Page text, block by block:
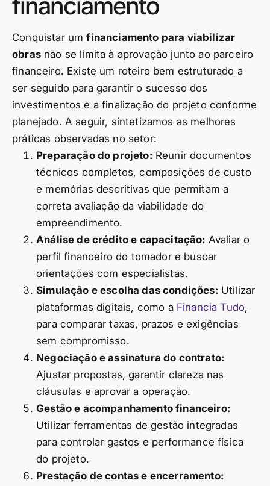
Conquistar umfinanciamento para viabilizar
obrasnão se limita à aprovação junto ao parceiro
financeiro. Existe um roteiro bem estruturado a
ser seguido para garantir o sucesso dos
investimentos e a finalização do projeto conforme
planejado. A seguir, sintetizamos as melhores
práticas observadas no setor:
Preparação do projeto: Reunir documentos
técnicos completos, composições de custo
e memórias descritivas que permitam a
correta avaliação da viabilidade do
empreendimento.
Análise de crédito e capacitação: Avaliar o
perfil financeiro do tomador e buscar
orientações com especialistas.
Simulação e escolha das condições: Utilizar
plataformas digitais, como a Financia Tudo,
para comparar taxas, prazos e exigências
sem compromisso.
Negociação e assinatura do contrato:
Ajustar propostas, garantir clareza nas
cláusulas e aprovar a operação.
Gestão e acompanhamento financeiro:
Utilizar ferramentas de gestão integradas
para controlar gastos e performance física
do projeto.
Prestação de contas e encerramento: